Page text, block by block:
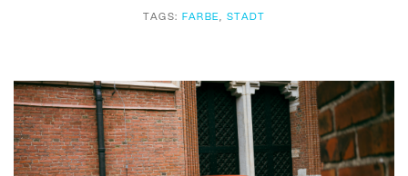
TAGS: FARBE , STADT